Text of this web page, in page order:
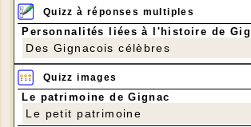
Quizz à réponses multiples
Personnalités liées à l'histoire de
Des Gignacois célèbres
Quizz images
Le patrimoine de Gignac
Le petit patrimoine